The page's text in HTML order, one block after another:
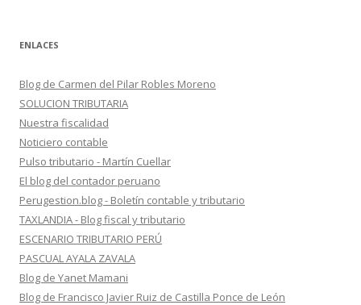
ENLACES
Blog de Carmen del Pilar Robles Moreno
SOLUCION TRIBUTARIA
Nuestra fiscalidad
Noticiero contable
Pulso tributario - Martín Cuellar
El blog del contador peruano
Perugestion.blog - Boletín contable y tributario
TAXLANDIA - Blog fiscal y tributario
ESCENARIO TRIBUTARIO PERÚ
PASCUAL AYALA ZAVALA
Blog de Yanet Mamani
Blog de Francisco Javier Ruiz de Castilla Ponce de León